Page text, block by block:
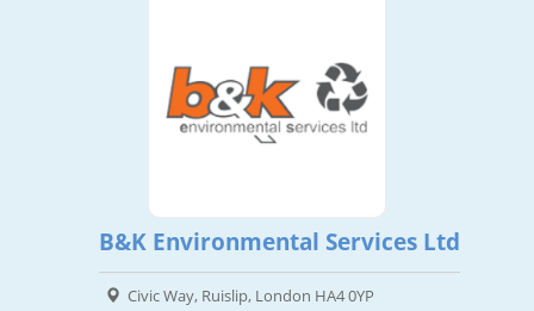
B&K Environmental Services Ltd
Civic Way, Ruislip, London HA4 0YP